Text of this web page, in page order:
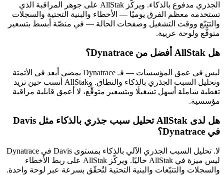
الجذري مدفوع بالذكاء. ويركّز AllStak على جوهر المراقبة الذي
تستخدمه معظم الفرق يوميًا — الأخطاء والبنية التحتية والسجلات
والتتبّع ووقت التشغيل وصفحات الحالة — في منصّة أبسط بتسعير
متوقَّع ولوحة عربية.
هل AllStak أفضل من Dynatrace؟
ليس في عمق المؤسسات — فـ Dynatrace يمضي أبعد في الأتمتة
وتحليل السبب الجذري بالذكاء والنطاق. وAllStak أنسب حين تريد
تغطية شاملة أسهل تشغيلًا وبتسعير متوقَّع، لا أعمق قابلية مراقبة
مؤسسية.
هل لدى AllStak تحليل سبب جذري بالذكاء مثل Davis
في Dynatrace؟
لا. تحليل السبب الجذري الآلي بالذكاء بمستوى Davis في Dynatrace
ليس ميزة في AllStak حاليًا. ويركّز AllStak على ربط الأخطاء
والسجلات والتتبّعات والبنية التحتية لتُحقّق بسرعة عبر لوحة واحدة.